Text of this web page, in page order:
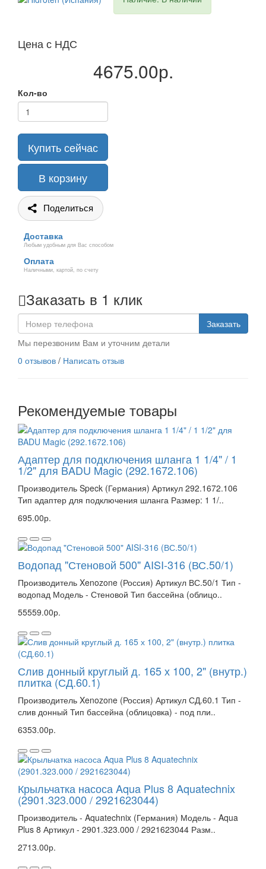
Цена с НДС
4675.00р.
Кол-во
Купить сейчас
В корзину
Поделиться
Доставка
Любым удобным для Вас способом
Оплата
Наличными, картой, по счету
Заказать в 1 клик
Заказать
Мы перезвоним Вам и уточним детали
0 отзывов / Написать отзыв
Рекомендуемые товары
Адаптер для подключения шланга 1 1/4" / 1
1/2" для BADU Magic (292.1672.106)
Производитель Speck (Германия) Артикул 292.1672.106
Тип адаптер для подключения шланга Размер: 1 1/..
695.00р.
Водопад "Стеновой 500" AISI-316 (ВС.50/1)
Производитель Xenozone (Россия) Артикул ВС.50/1 Тип -
водопад Модель - Стеновой Тип бассейна (облицо..
55559.00р.
Слив донный круглый д. 165 х 100, 2" (внутр.)
плитка (СД.60.1)
Производитель Xenozone (Россия) Артикул СД.60.1 Тип -
слив донный Тип бассейна (облицовка) - под пли..
6353.00р.
Крыльчатка насоса Aqua Plus 8 Aquatechnix
(2901.323.000 / 2921623044)
Производитель - Aquatechnix (Германия) Модель - Aqua
Plus 8 Артикул - 2901.323.000 / 2921623044 Разм..
2713.00р.